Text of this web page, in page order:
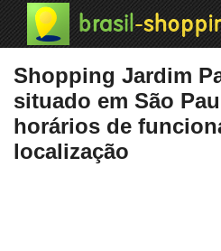
Shopping Jardim
situado em São
horários de
localização